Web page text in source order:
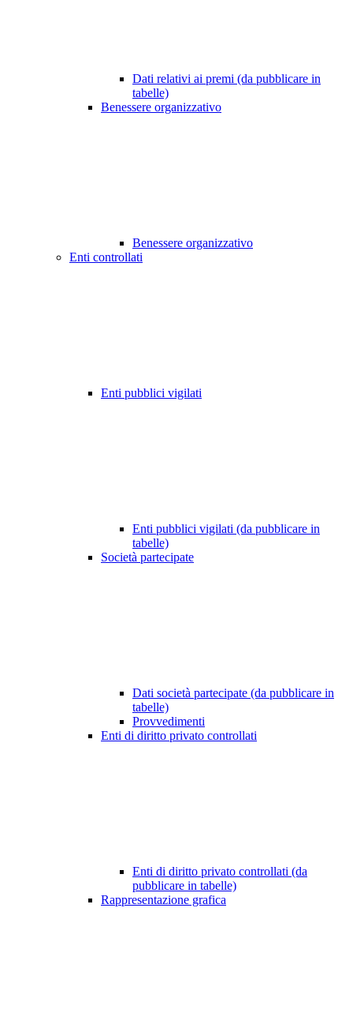
Dati relativi ai premi (da pubblicare in
tabelle)
Benessere organizzativo
Benessere organizzativo
Enti controllati
Enti pubblici vigilati
Enti pubblici vigilati (da pubblicare in
tabelle)
Società partecipate
Dati società partecipate (da pubblicare in
tabelle)
Provvedimenti
Enti di diritto privato controllati
Enti di diritto privato controllati (da
pubblicare in tabelle)
Rappresentazione grafica